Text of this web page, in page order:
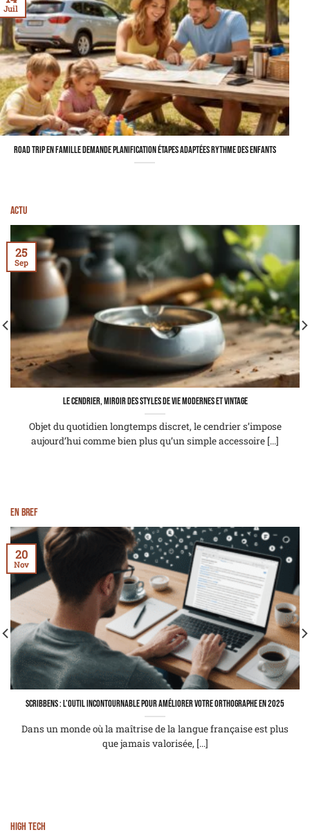
Road trip en famille demande planification étapes adaptées rythme des enfants
Juil
Actu
Le cendrier, miroir des styles de vie modernes et vintage
Objet du quotidien longtemps discret, le cendrier s’impose
aujourd’hui comme bien plus qu’un simple accessoire [...]
25
Sep
En bref
scribbens : l’outil incontournable pour améliorer votre orthographe en 2025
Dans un monde où la maîtrise de la langue française est plus
que jamais valorisée, [...]
20
Nov
High tech